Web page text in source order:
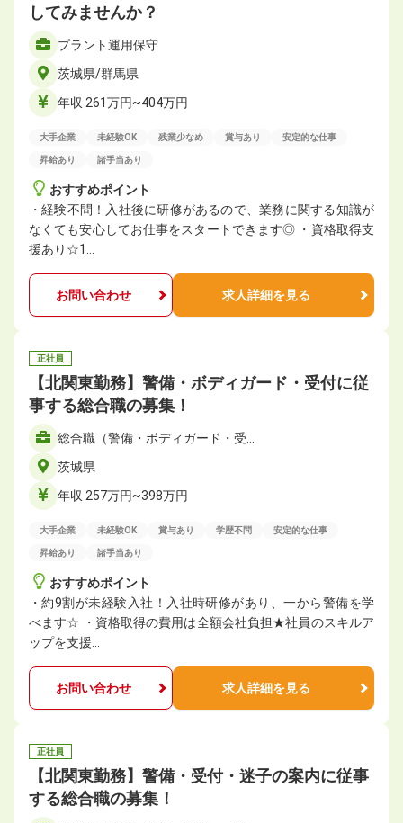
してみませんか？
プラント運用保守
茨城県/群馬県
年収 261万円~404万円
大手企業 未経験OK 残業少なめ 賞与あり 安定的な仕事
昇給あり 諸手当あり
おすすめポイント
・経験不問！入社後に研修があるので、業務に関する知識が
なくても安心してお仕事をスタートできます◎ ・資格取得支
援あり☆1…
お問い合わせ 求人詳細を見る
正社員
【北関東勤務】警備・ボディガード・受付に従
事する総合職の募集！
総合職（警備・ボディガード・受…
茨城県
年収 257万円~398万円
大手企業 未経験OK 賞与あり 学歴不問 安定的な仕事
昇給あり 諸手当あり
おすすめポイント
・約9割が未経験入社！入社時研修があり、一から警備を学
べます☆ ・資格取得の費用は全額会社負担★社員のスキルア
ップを支援…
お問い合わせ 求人詳細を見る
正社員
【北関東勤務】警備・受付・迷子の案内に従事
する総合職の募集！